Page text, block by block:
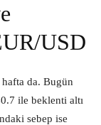
USD
da. Bugün
ile beklenti altı
sebep ise